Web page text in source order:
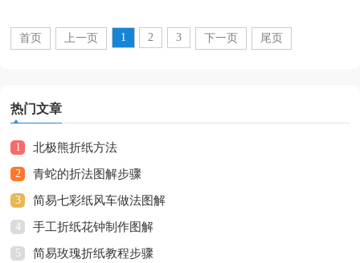
首页 上一页 1 2 3 下一页 尾页
热门文章
1 北极熊折纸方法
2 青蛇的折法图解步骤
3 简易七彩纸风车做法图解
4 手工折纸花钟制作图解
5 简易玫瑰折纸教程步骤